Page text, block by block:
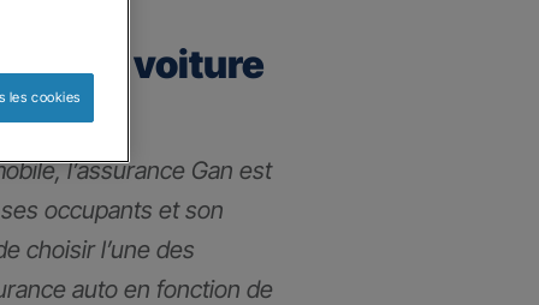
voiture
l’assurance Gan est
occupants et son
choisir l’une des
auto en fonction de
les cookies